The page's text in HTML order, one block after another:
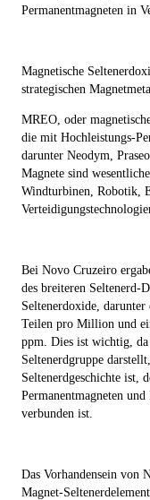
Permanentmagneten in
Magnetische
strategischen
MREO, oder
die mit Hochleistungs-
darunter Neodym,
Magnete sind
Windturbinen, Robotik,
Bei Novo Cruzeiro
des breiteren Seltenerd-
Seltenerdoxide,
Teilen pro Million und
ppm. Dies ist wichtig,
Seltenerdgruppe
Seltenerdgeschichte ist,
Permanentmagneten
verbunden ist.
Das Vorhandensein von
Magnet-